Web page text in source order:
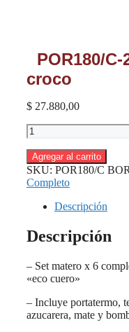
POR180/
croco
$ 27.880,00
POR180/C-
2
Set
matero
rojo
cantidad
Agregar al carrito
SKU: POR180/C
Completo
Descripción
Descripción
– Set matero x 6
«eco cuero»
– Incluye portatermo,
azucarera, mate y